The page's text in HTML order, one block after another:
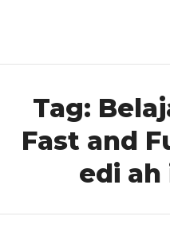
Tag:
Fast and
edi